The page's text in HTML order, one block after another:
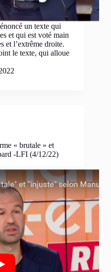
un texte qui
et qui est voté main
et l’extrême droite.
le texte, qui alloue
« brutale » et
-LFI (4/12/22)